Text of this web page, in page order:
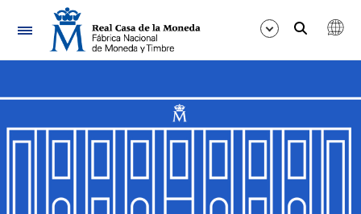
Navigation
Show/Hide
Show/Hide